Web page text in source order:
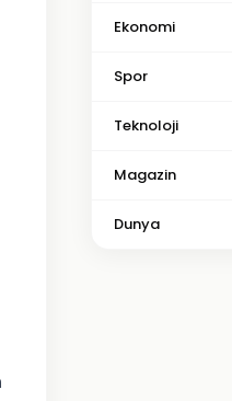
Ekonomi
Spor
Teknoloji
Magazin
Dunya